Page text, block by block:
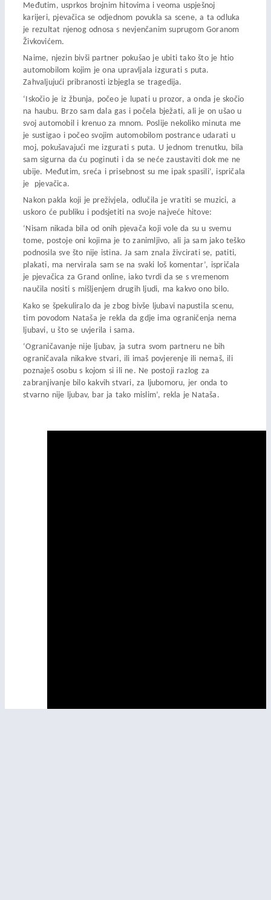
Međutim, usprkos brojnim hitovima i veoma uspješnoj
karijeri, pjevačica se odjednom povukla sa scene, a ta odluka
je rezultat njenog odnosa s nevjenčanim suprugom Goranom
Živkovićem.
Naime, njezin bivši partner pokušao je ubiti tako što je htio
automobilom kojim je ona upravljala izgurati s puta.
Zahvaljujući pribranosti izbjegla se tragedija.
‘Iskočio je iz žbunja, počeo je lupati u prozor, a onda je skočio
na haubu. Brzo sam dala gas i počela bježati, ali je on ušao u
svoj automobil i krenuo za mnom. Poslije nekoliko minuta me
je sustigao i počeo svojim automobilom postrance udarati u
moj, pokušavajući me izgurati s puta. U jednom trenutku, bila
sam sigurna da ću poginuti i da se neće zaustaviti dok me ne
ubije. Međutim, sreća i prisebnost su me ipak spasili’, ispričala
je pjevačica.
Nakon pakla koji je preživjela, odlučila je vratiti se muzici, a
uskoro će publiku i podsjetiti na svoje najveće hitove:
‘Nisam nikada bila od onih pjevača koji vole da su u svemu
tome, postoje oni kojima je to zanimljivo, ali ja sam jako teško
podnosila sve što nije istina. Ja sam znala živcirati se, patiti,
plakati, ma nervirala sam se na svaki loš komentar’, ispričala
je pjevačica za Grand online, iako tvrdi da se s vremenom
naučila nositi s mišljenjem drugih ljudi, ma kakvo ono bilo.
Kako se špekuliralo da je zbog bivše ljubavi napustila scenu,
tim povodom Nataša je rekla da gdje ima ograničenja nema
ljubavi, u što se uvjerila i sama.
‘Ograničavanje nije ljubav, ja sutra svom partneru ne bih
ograničavala nikakve stvari, ili imaš povjerenje ili nemaš, ili
poznaješ osobu s kojom si ili ne. Ne postoji razlog za
zabranjivanje bilo kakvih stvari, za ljubomoru, jer onda to
stvarno nije ljubav, bar ja tako mislim’, rekla je Nataša.